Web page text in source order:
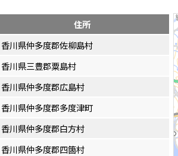
住所
香川県仲多度郡佐柳島村
香川県三豊郡粟島村
香川県仲多度郡広島村
香川県仲多度郡多度津町
香川県仲多度郡白方村
香川県仲多度郡四箇村